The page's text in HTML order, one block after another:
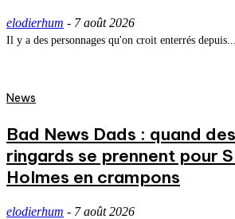
elodierhum - 7 août 2026
Il y a des personnages qu'on croit enterrés depuis...
News
Bad News Dads : quand
ringards se prennent pour
Holmes en crampons
elodierhum - 7 août 2026